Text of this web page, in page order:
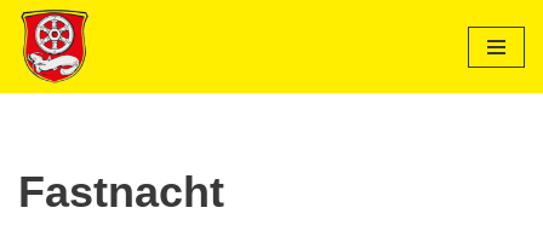
Zum
Inhalt
Fastnacht